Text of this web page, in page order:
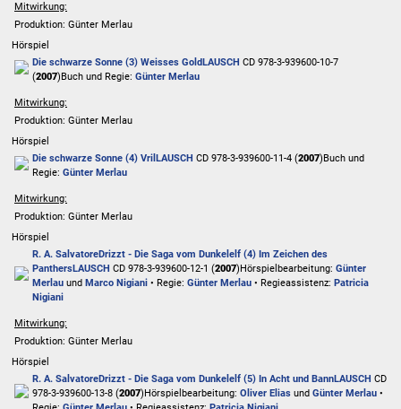
Mitwirkung:
Produktion: Günter Merlau
Hörspiel
Die schwarze Sonne (3) Weisses GoldLAUSCH CD 978-3-939600-10-7
(2007)Buch und Regie: Günter Merlau
Mitwirkung:
Produktion: Günter Merlau
Hörspiel
Die schwarze Sonne (4) Vril LAUSCH CD 978-3-939600-11-4 (2007)Buch und
Regie: Günter Merlau
Mitwirkung:
Produktion: Günter Merlau
Hörspiel
R. A. SalvatoreDrizzt - Die Saga vom Dunkelelf (4) Im Zeichen des
PanthersLAUSCH CD 978-3-939600-12-1 (2007)Hörspielbearbeitung: Günter
Merlau und Marco Nigiani • Regie: Günter Merlau • Regieassistenz: Patricia
Nigiani
Mitwirkung:
Produktion: Günter Merlau
Hörspiel
R. A. SalvatoreDrizzt - Die Saga vom Dunkelelf (5) In Acht und BannLAUSCH CD
978-3-939600-13-8 (2007)Hörspielbearbeitung: Oliver Elias und Günter Merlau •